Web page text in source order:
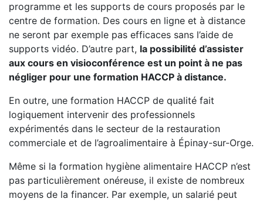
programme et les supports de cours proposés par le
centre de formation. Des cours en ligne et à distance
ne seront par exemple pas efficaces sans l’aide de
supports vidéo. D’autre part, la possibilité d’assister
aux cours en visioconférence est un point à ne pas
négliger pour une formation HACCP à distance.
En outre, une formation HACCP de qualité fait
logiquement intervenir des professionnels
expérimentés dans le secteur de la restauration
commerciale et de l’agroalimentaire à Épinay-sur-Orge.
Même si la formation hygiène alimentaire HACCP n’est
pas particulièrement onéreuse, il existe de nombreux
moyens de la financer. Par exemple, un salarié peut